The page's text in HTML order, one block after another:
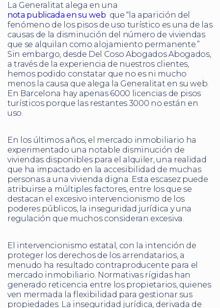
La Generalitat alega en una
nota publicada en su web que “la aparición del
fenómeno de los pisos de uso turístico es una de las
causas de la disminución del número de viviendas
que se alquilan como alojamiento permanente.”
Sin embargo, desde Del Coso Abogados Abogados,
a través de la experiencia de nuestros clientes,
hemos podido constatar que no es ni mucho
menos la causa que alega la Generalitat en su web.
En Barcelona hay apenas 6000 licencias de pisos
turísticos porque las restantes 3000 no están en
uso.
En los últimos años, el mercado inmobiliario ha
experimentado una notable disminución de
viviendas disponibles para el alquiler, una realidad
que ha impactado en la accesibilidad de muchas
personas a una vivienda digna. Esta escasez puede
atribuirse a múltiples factores, entre los que se
destacan el excesivo intervencionismo de los
poderes públicos, la inseguridad jurídica y una
regulación que muchos consideran excesiva.
El intervencionismo estatal, con la intención de
proteger los derechos de los arrendatarios, a
menudo ha resultado contraproducente para el
mercado inmobiliario. Normativas rígidas han
generado reticencia entre los propietarios, quienes
ven mermada la flexibilidad para gestionar sus
propiedades. La inseguridad jurídica, derivada de